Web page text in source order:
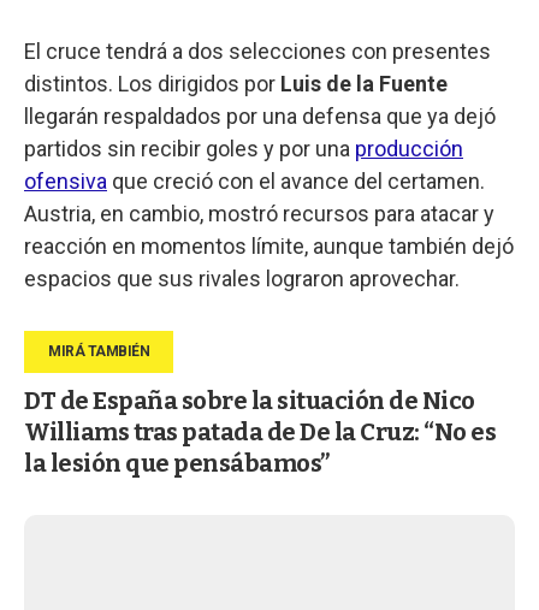
El cruce tendrá a dos selecciones con presentes
distintos. Los dirigidos por Luis de la Fuente
llegarán respaldados por una defensa que ya dejó
partidos sin recibir goles y por una producción
ofensiva que creció con el avance del certamen.
Austria, en cambio, mostró recursos para atacar y
reacción en momentos límite, aunque también dejó
espacios que sus rivales lograron aprovechar.
DT de España sobre la situación de Nico
Williams tras patada de De la Cruz: “No es
la lesión que pensábamos”